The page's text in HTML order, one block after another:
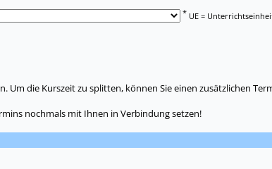
* UE =
Um die Kurszeit zu splitten, können Sie einen zusätzlichen
nochmals mit Ihnen in Verbindung setzen!